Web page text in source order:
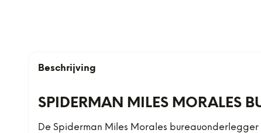
Beschrijving
SPIDERMAN MILES MORALES
De Spiderman Miles Morales